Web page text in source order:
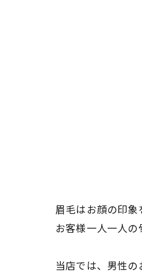
眉毛はお顔の印
お客様一人一人
当店では、男性